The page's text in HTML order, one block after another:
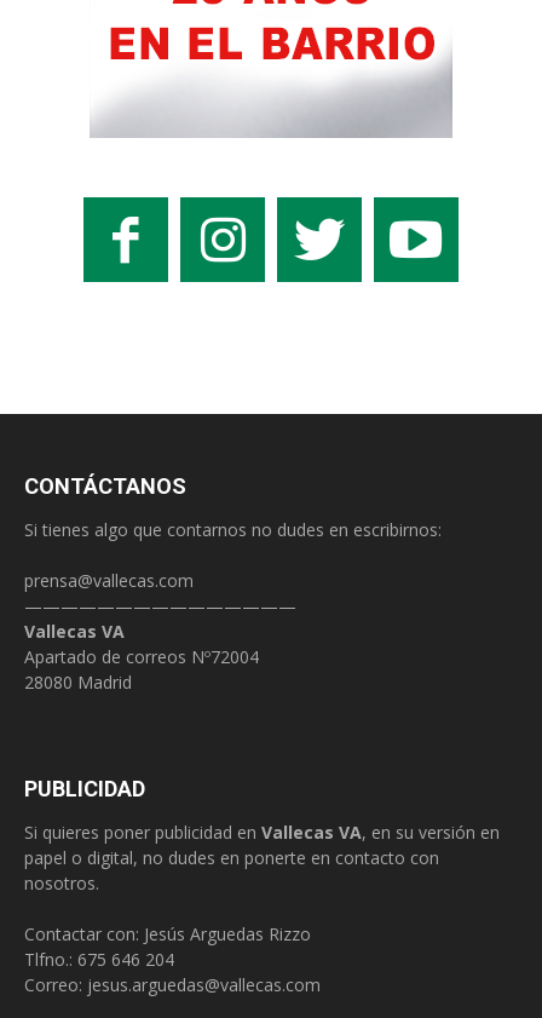
CONTÁCTANOS
Si tienes algo que contarnos no dudes en escribirnos:
prensa@vallecas.com
———————————————
Vallecas VA
Apartado de correos Nº72004
28080 Madrid
PUBLICIDAD
Si quieres poner publicidad en Vallecas VA, en su versión en
papel o digital, no dudes en ponerte en contacto con
nosotros.
Contactar con: Jesús Arguedas Rizzo
Tlfno.: 675 646 204
Correo: jesus.arguedas@vallecas.com